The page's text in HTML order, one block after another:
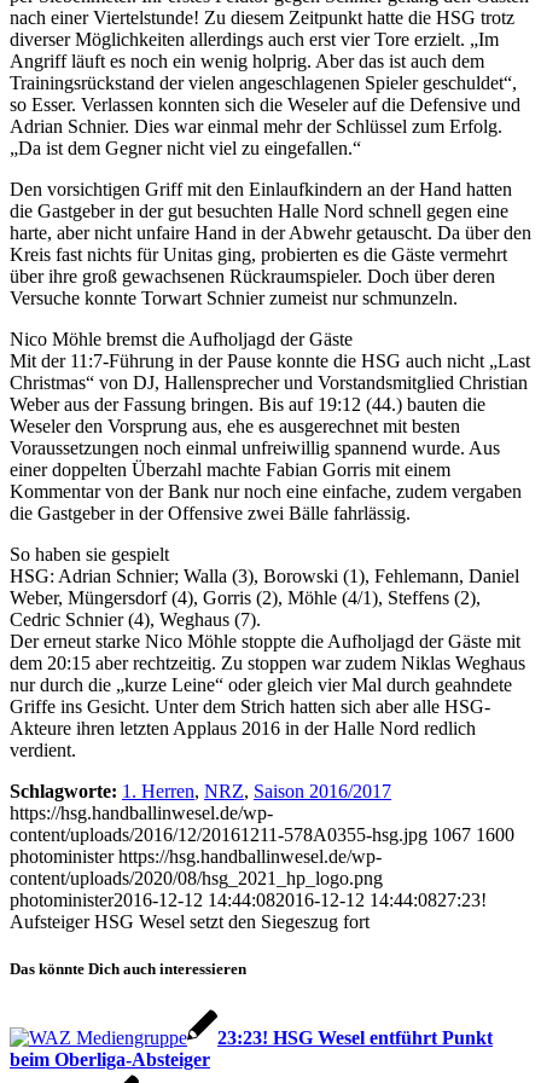
nach einer Viertelstunde! Zu diesem Zeitpunkt hatte die HSG trotz
diverser Möglichkeiten allerdings auch erst vier Tore erzielt. „Im
Angriff läuft es noch ein wenig holprig. Aber das ist auch dem
Trainingsrückstand der vielen angeschlagenen Spieler geschuldet“,
so Esser. Verlassen konnten sich die Weseler auf die Defensive und
Adrian Schnier. Dies war einmal mehr der Schlüssel zum Erfolg.
„Da ist dem Gegner nicht viel zu eingefallen.“
Den vorsichtigen Griff mit den Einlaufkindern an der Hand hatten
die Gastgeber in der gut besuchten Halle Nord schnell gegen eine
harte, aber nicht unfaire Hand in der Abwehr getauscht. Da über den
Kreis fast nichts für Unitas ging, probierten es die Gäste vermehrt
über ihre groß gewachsenen Rückraumspieler. Doch über deren
Versuche konnte Torwart Schnier zumeist nur schmunzeln.
Nico Möhle bremst die Aufholjagd der Gäste
Mit der 11:7-Führung in der Pause konnte die HSG auch nicht „Last
Christmas“ von DJ, Hallensprecher und Vorstandsmitglied Christian
Weber aus der Fassung bringen. Bis auf 19:12 (44.) bauten die
Weseler den Vorsprung aus, ehe es ausgerechnet mit besten
Voraussetzungen noch einmal unfreiwillig spannend wurde. Aus
einer doppelten Überzahl machte Fabian Gorris mit einem
Kommentar von der Bank nur noch eine einfache, zudem vergaben
die Gastgeber in der Offensive zwei Bälle fahrlässig.
So haben sie gespielt
HSG: Adrian Schnier; Walla (3), Borowski (1), Fehlemann, Daniel
Weber, Müngersdorf (4), Gorris (2), Möhle (4/1), Steffens (2),
Cedric Schnier (4), Weghaus (7).
Der erneut starke Nico Möhle stoppte die Aufholjagd der Gäste mit
dem 20:15 aber rechtzeitig. Zu stoppen war zudem Niklas Weghaus
nur durch die „kurze Leine“ oder gleich vier Mal durch geahndete
Griffe ins Gesicht. Unter dem Strich hatten sich aber alle HSG-
Akteure ihren letzten Applaus 2016 in der Halle Nord redlich
verdient.
Schlagworte: 1. Herren, NRZ, Saison 2016/2017
https://hsg.handballinwesel.de/wp-
content/uploads/2016/12/20161211-578A0355-hsg.jpg 1067 1600
photominister https://hsg.handballinwesel.de/wp-
content/uploads/2020/08/hsg_2021_hp_logo.png
photominister2016-12-12 14:44:082016-12-12 14:44:0827:23!
Aufsteiger HSG Wesel setzt den Siegeszug fort
Das könnte Dich auch interessieren
23:23! HSG Wesel entführt Punkt
beim Oberliga-Absteiger